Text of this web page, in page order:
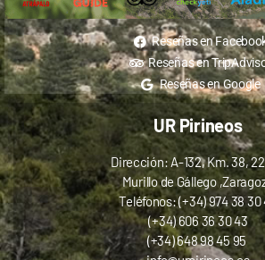
Reseñas en
Reseñas en
Reseñas en Google
UR Pirineos
Dirección: A-132, Km. 38,
Murillo de Gállego
Teléfonos: (+34) 974 38 30
(+34) 606 36 30 43
(+34) 648 98 45 95